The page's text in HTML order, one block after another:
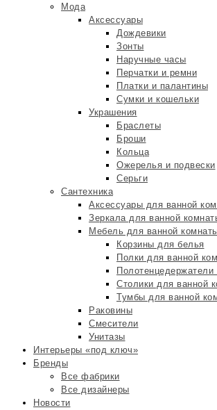
Мода
Аксессуары
Дождевики
Зонты
Наручные часы
Перчатки и ремни
Платки и палантины
Сумки и кошельки
Украшения
Браслеты
Броши
Кольца
Ожерелья и подвески
Серьги
Сантехника
Аксессуары для ванной
Зеркала для ванной
Мебель для ванной
Корзины для белья
Полки для ванной
Столики для ванной
Тумбы для ванной
Раковины
Смесители
Унитазы
Интерьеры «под ключ»
Бренды
Все фабрики
Все дизайнеры
Новости